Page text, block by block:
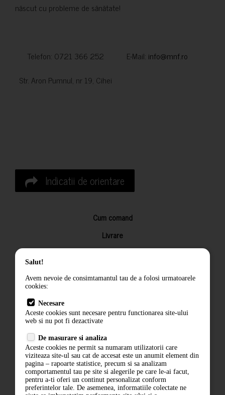
născut cu probleme de sănătate!
Telefon: 0721 366 252 E-Mail: info@mnf.ro
Str. Aron Pumnul, nr 19, Cihei
Indicatii de orientare
Cum comand
Livrare
Returnarea produselor
Termeni si conditii
Politica de confidentialitate
ANPC
Salut!
Avem nevoie de consimtamantul tau de a folosi urmatoarele
cookies:
Necesare
Aceste cookies sunt necesare pentru functionarea site-ului
web si nu pot fi dezactivate
De masurare si analiza
Aceste cookies ne permit sa numaram utilizatorii care
viziteaza site-ul sau cat de accesat este un anumit element din
pagina – rapoarte statistice, precum si sa analizam
comportamentul tau pe site si alegerile pe care le-ai facut,
pentru a-ti oferi un continut personalizat conform
preferintelor tale. De asemenea, informatiile colectate ne